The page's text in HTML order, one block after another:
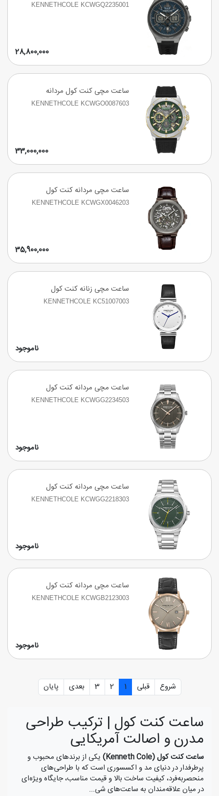
KENNETHCOLE KCWGQ2235001
28,800,000
ساعت مچی کنت کول مردانه
KENNETHCOLE KCWGO0087603
33,000,000
ساعت مچی مردانه کنت کول
KENNETHCOLE KCWGX0046203
35,900,000
ساعت مچی زنانه کنت کول
KENNETHCOLE KC51007003
ناموجود
ساعت مچی مردانه کنت کول
KENNETHCOLE KCWGG2234503
ناموجود
ساعت مچی مردانه کنت کول
KENNETHCOLE KCWGG2218303
ناموجود
ساعت مچی مردانه کنت کول
KENNETHCOLE KCWGB2123003
ناموجود
شروع قبلی 1
2
3 بعدی پایان
ساعت کنت کول | ترکیب طراحی
مدرن و اصالت آمریکایی
ساعت کنت کول (Kenneth Cole)
یکی از برندهای محبوب و
پرطرفدار در دنیای مد و اکسسوری است که با طراحی‌های
منحصربه‌فرد، کیفیت ساخت بالا و قیمت مناسب، جایگاه ویژه‌ای
در میان علاقه‌مندان به ساعت‌های شی...